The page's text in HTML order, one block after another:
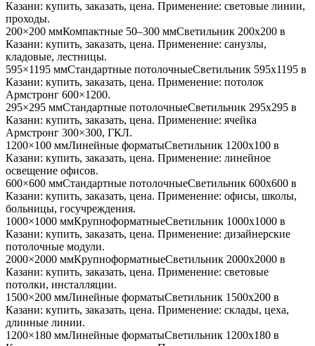
Казани: купить, заказать, цена. Применение: световые линии,
проходы.
200×200 ммКомпактные 50–300 ммСветильник 200x200 в
Казани: купить, заказать, цена. Применение: санузлы,
кладовые, лестницы.
595×1195 ммСтандартные потолочныеСветильник 595x1195 в
Казани: купить, заказать, цена. Применение: потолок
Армстронг 600×1200.
295×295 ммСтандартные потолочныеСветильник 295x295 в
Казани: купить, заказать, цена. Применение: ячейка
Армстронг 300×300, ГКЛ.
1200×100 ммЛинейные форматыСветильник 1200x100 в
Казани: купить, заказать, цена. Применение: линейное
освещение офисов.
600×600 ммСтандартные потолочныеСветильник 600x600 в
Казани: купить, заказать, цена. Применение: офисы, школы,
больницы, госучреждения.
1000×1000 ммКрупноформатныеСветильник 1000x1000 в
Казани: купить, заказать, цена. Применение: дизайнерские
потолочные модули.
2000×2000 ммКрупноформатныеСветильник 2000x2000 в
Казани: купить, заказать, цена. Применение: световые
потолки, инсталляции.
1500×200 ммЛинейные форматыСветильник 1500x200 в
Казани: купить, заказать, цена. Применение: склады, цеха,
длинные линии.
1200×180 ммЛинейные форматыСветильник 1200x180 в